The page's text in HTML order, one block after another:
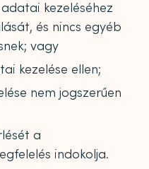
kezeléséhez
és nincs egyéb
vagy
kezelése ellen;
nem jogszerűen
a
indokolja.